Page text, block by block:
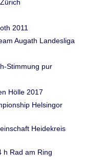
2011
Augath Landesliga
Stimmung pur
Hölle 2017
Helsingor
Heidekreis
h Rad am Ring